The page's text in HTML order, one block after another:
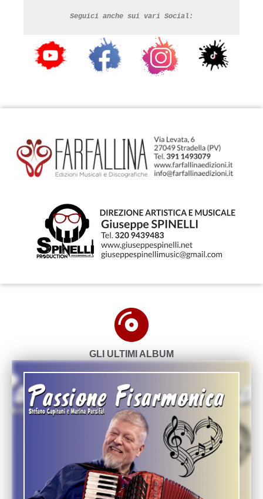
Seguici anche sui vari Social:
GLI ULTIMI ALBUM